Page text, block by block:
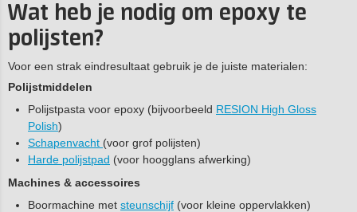
Wat heb je nodig om epoxy te
polijsten?
Voor een strak eindresultaat gebruik je de juiste materialen:
Polijstmiddelen
Polijstpasta voor epoxy (bijvoorbeeld RESION High Gloss
Polish)
Schapenvacht (voor grof polijsten)
Harde polijstpad (voor hoogglans afwerking)
Machines & accessoires
Boormachine met steunschijf (voor kleine oppervlakken)